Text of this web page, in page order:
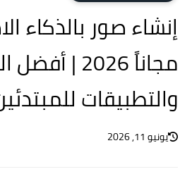
إنشاء صور بالذكاء
مجاناً 2026 |
والتطبيقات
يونيو 11, 2026